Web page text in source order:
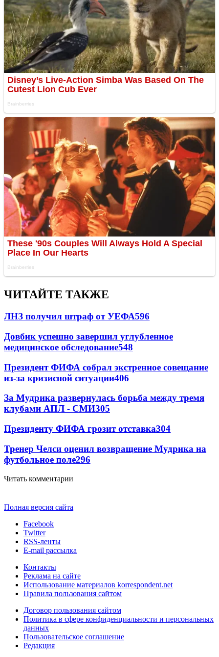
ЧИТАЙТЕ ТАКЖЕ
ЛНЗ получил штраф от УЕФА596
Довбик успешно завершил углубленное
медицинское обследование548
Президент ФИФА собрал экстренное совещание
из-за кризисной ситуации406
За Мудрика развернулась борьба между тремя
клубами АПЛ - СМИ305
Президенту ФИФА грозит отставка304
Тренер Челси оценил возвращение Мудрика на
футбольное поле296
Читать комментарии
Полная версия сайта
Facebook
Twitter
RSS-ленты
E-mail рассылка
Контакты
Реклама на сайте
Использование материалов korrespondent.net
Правила пользования сайтом
Договор пользования сайтом
Политика в сфере конфиденциальности и персональных
данных
Пользовательское соглашение
Редакция